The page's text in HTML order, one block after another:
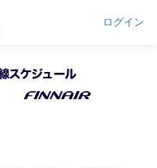
ログイン